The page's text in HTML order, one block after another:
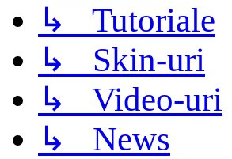
↳ Tutoriale
↳ Skin-uri
↳ Video-uri
↳ News